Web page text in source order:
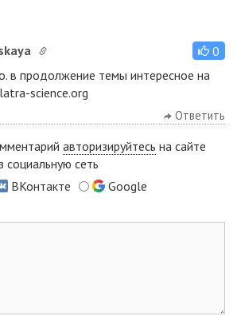
0
в продолжение темы интересное на
science.org
Ответить
авторизируйтесь на сайте
социальную сеть
ВКонтакте
Google